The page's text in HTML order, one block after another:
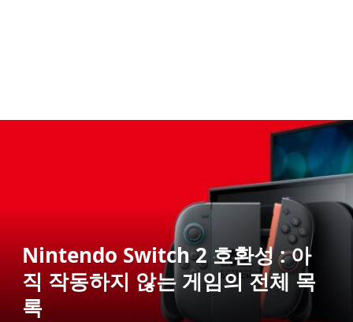
Nintendo Switch 2 호환성 : 아
직 작동하지 않는 게임의 전체 목
록